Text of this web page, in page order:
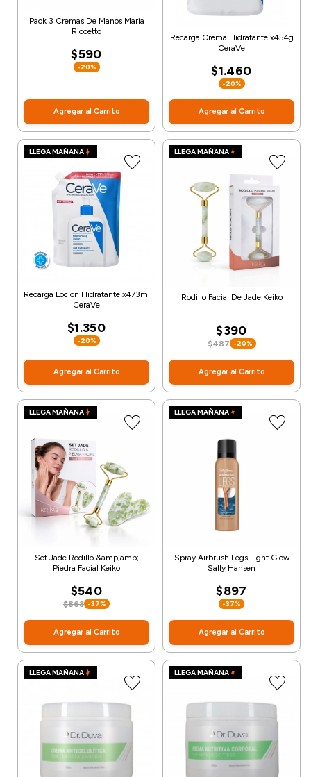
Pack 3 Cremas De Manos Maria
Riccetto
$590
-20%
Agregar al Carrito
Recarga Crema Hidratante x454g
CeraVe
$1.460
-20%
Agregar al Carrito
LLEGA MAÑANA
Recarga Locion Hidratante x473ml
CeraVe
$1.350
-20%
Agregar al Carrito
LLEGA MAÑANA
Rodillo Facial De Jade Keiko
$390
$487 -20%
Agregar al Carrito
LLEGA MAÑANA
Set Jade Rodillo &amp;amp;
Piedra Facial Keiko
$540
$863 -37%
Agregar al Carrito
LLEGA MAÑANA
Spray Airbrush Legs Light Glow
Sally Hansen
$897
-37%
Agregar al Carrito
LLEGA MAÑANA LLEGA MAÑANA